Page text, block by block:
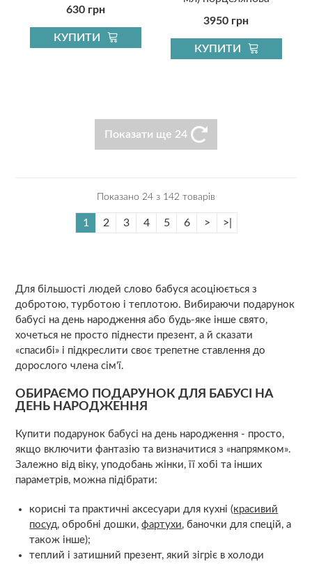
630 грн
КУПИТИ
3950 грн
КУПИТИ
Показати ще 24
Показано 24 з 142 товарів
1 2 3 4 5 6 > >|
Для більшості людей слово бабуся асоціюється з
добротою, турботою і теплотою. Вибираючи подарунок
бабусі на день народження або будь-яке інше свято,
хочеться не просто піднести презент, а й сказати
«спасибі» і підкреслити своє трепетне ставлення до
дорослого члена сім'ї.
ОБИРАЄМО ПОДАРУНОК ДЛЯ БАБУСІ НА
ДЕНЬ НАРОДЖЕННЯ
Купити подарунок бабусі на день народження - просто,
якщо включити фантазію та визначитися з «напрямком».
Залежно від віку, уподобань жінки, її хобі та інших
параметрів, можна підібрати:
корисні та практичні аксесуари для кухні (красивий
посуд, обробні дошки,фартухи, баночки для спецій, а
також інше);
теплий і затишний презент, який зігріє в холоди